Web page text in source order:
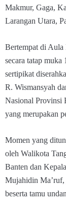
Makmur, Gaga,
Larangan Utara,
Bertempat di Aula
secara tatap
sertipikat
R. Wismansyah
Nasional Provinsi
yang merupakan
Momen yang
oleh Walikota
Banten dan
Mujahidin
beserta tamu